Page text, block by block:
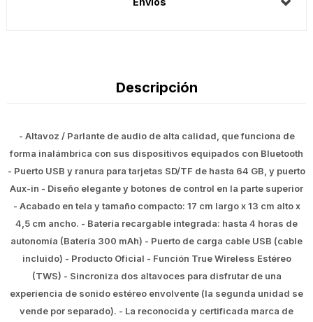
Descripción
- Altavoz / Parlante de audio de alta calidad, que funciona de
forma inalámbrica con sus dispositivos equipados con Bluetooth
- Puerto USB y ranura para tarjetas SD/TF de hasta 64 GB, y puerto
Aux-in - Diseño elegante y botones de control en la parte superior
- Acabado en tela y tamaño compacto: 17 cm largo x 13 cm alto x
4,5 cm ancho. - Batería recargable integrada: hasta 4 horas de
autonomía (Batería 300 mAh) - Puerto de carga cable USB (cable
incluido) - Producto Oficial - Función True Wireless Estéreo
(TWS) - Sincroniza dos altavoces para disfrutar de una
experiencia de sonido estéreo envolvente (la segunda unidad se
vende por separado). - La reconocida y certificada marca de